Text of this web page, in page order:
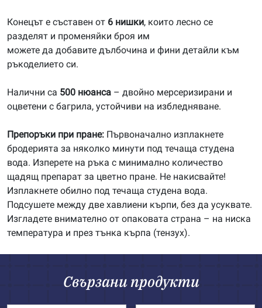
Конецът е съставен от 6 нишки, които лесно се
разделят и променяйки броя им
можете да добавите дълбочина и фини детайли към
ръкоделието си.
Налични са 500 нюанса – двойно мерсеризирани и
оцветени с багрила, устойчиви на избледняване.
Препоръки при пране: Първоначално изплакнете
бродерията за няколко минути под течаща студена
вода. Изперете на ръка с минимално количество
щадящ препарат за цветно пране. Не накисвайте!
Изплакнете обилно под течаща студена вода.
Подсушете между две хавлиени кърпи, без да усуквате.
Изгладете внимателно от опаковата страна – на ниска
температура и през тънка кърпа (тензух).
Свързани продукти